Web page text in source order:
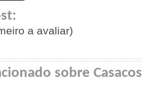
a avaliar)
sobre